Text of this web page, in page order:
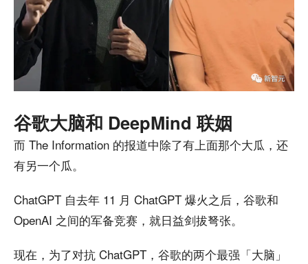
谷歌大脑和 DeepMind 联姻
而 The Information 的报道中除了有上面那个大瓜，还
有另一个瓜。
ChatGPT 自去年 11 月 ChatGPT 爆火之后，谷歌和
OpenAI 之间的军备竞赛，就日益剑拔弩张。
现在，为了对抗 ChatGPT，谷歌的两个最强「大脑」